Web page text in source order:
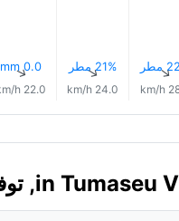
مطر
↑ 21% مطر↑
24.0 km/h
0.0 mm
↑
22.0 km/h